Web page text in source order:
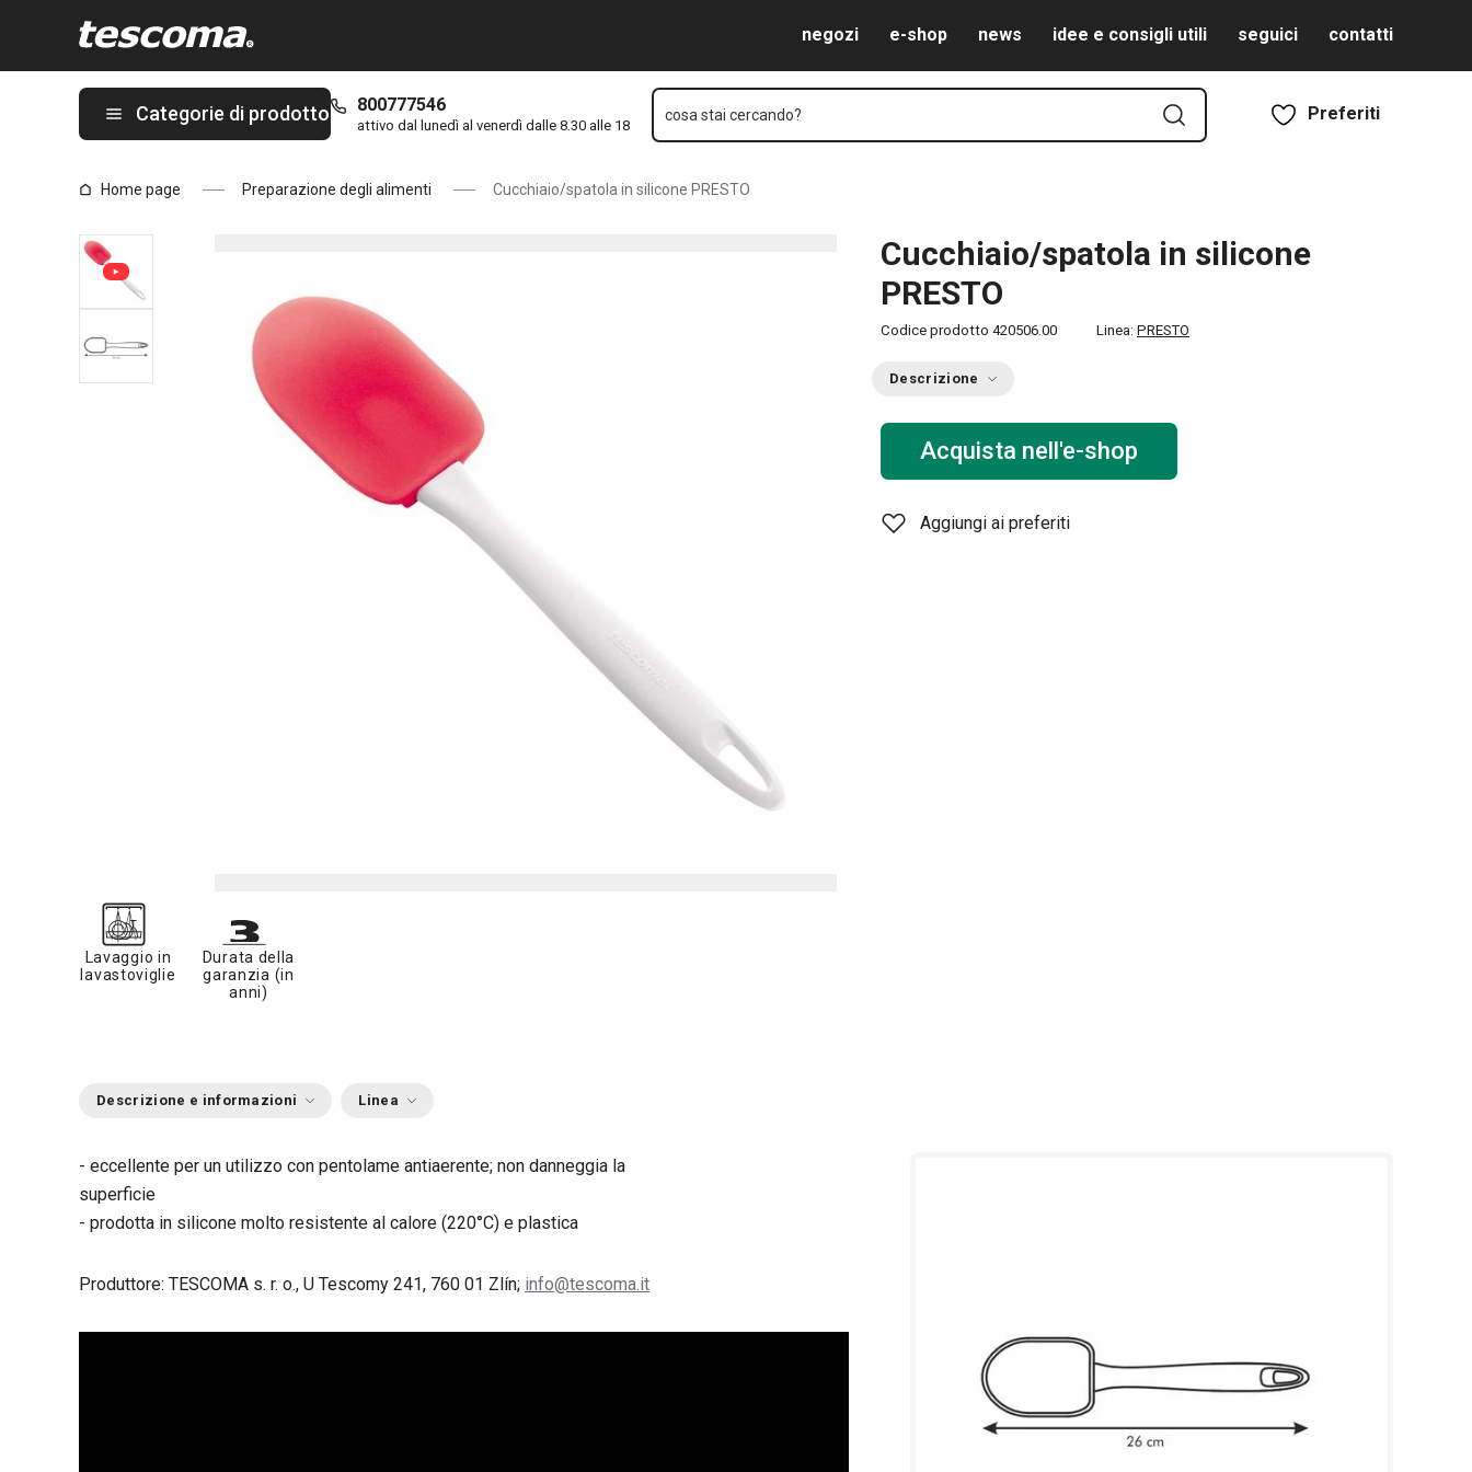
negozi e-shop news idee e consigli utili seguici contatti
Categorie di prodotto 800777546
attivo dal lunedì al venerdì dalle 8.30 alle 18
cosa stai cercando? Preferiti
Home page Preparazione degli alimenti Cucchiaio/spatola in silicone PRESTO
Cucchiaio/spatola in silicone
PRESTO
Codice prodotto 420506.00 Linea: PRESTO
Descrizione
Acquista nell'e-shop
Aggiungi ai preferiti
Lavaggio in
lavastoviglie
Durata della
garanzia (in
anni)
Descrizione e informazioni Linea
- eccellente per un utilizzo con pentolame antiaerente; non danneggia la
superficie
- prodotta in silicone molto resistente al calore (220°C) e plastica
Produttore: TESCOMA s. r. o., U Tescomy 241, 760 01 Zlín; info@tescoma.it